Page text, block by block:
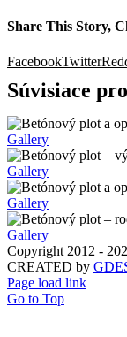
Share This Story,
FacebookTwitter
Súvisiace
Gallery
Gallery
Gallery
Gallery
Copyright 2012 -
CREATED by
Page load link
Go to Top